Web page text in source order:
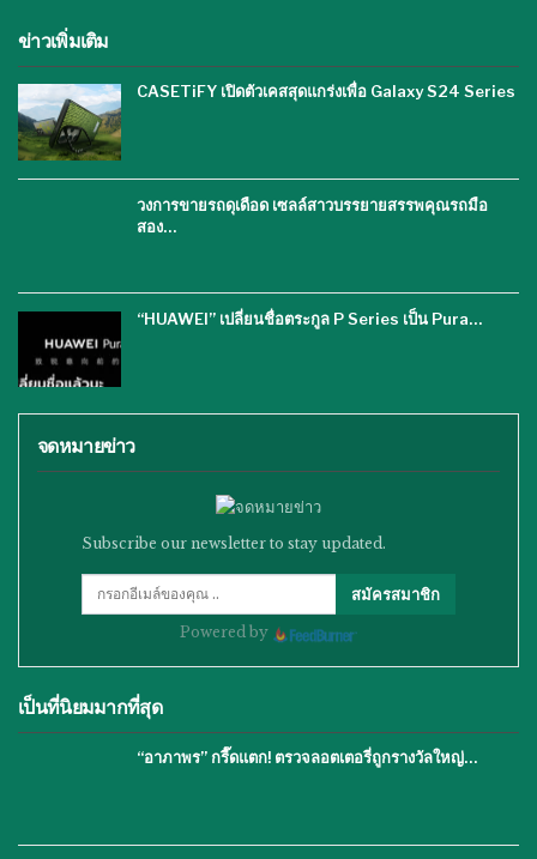
ข่าวเพิ่มเติม
CASETiFY เปิดตัวเคสสุดแกร่งเพื่อ Galaxy S24 Series
วงการขายรถดุเดือด เซลล์สาวบรรยายสรรพคุณรถมือ
สอง…
“HUAWEI” เปลี่ยนชื่อตระกูล P Series เป็น Pura…
จดหมายข่าว
Subscribe our newsletter to stay updated.
สมัครสมาชิก
Powered by
เป็นที่นิยมมากที่สุด
“อาภาพร” กรี๊ดแตก! ตรวจลอตเตอรี่ถูกรางวัลใหญ่…